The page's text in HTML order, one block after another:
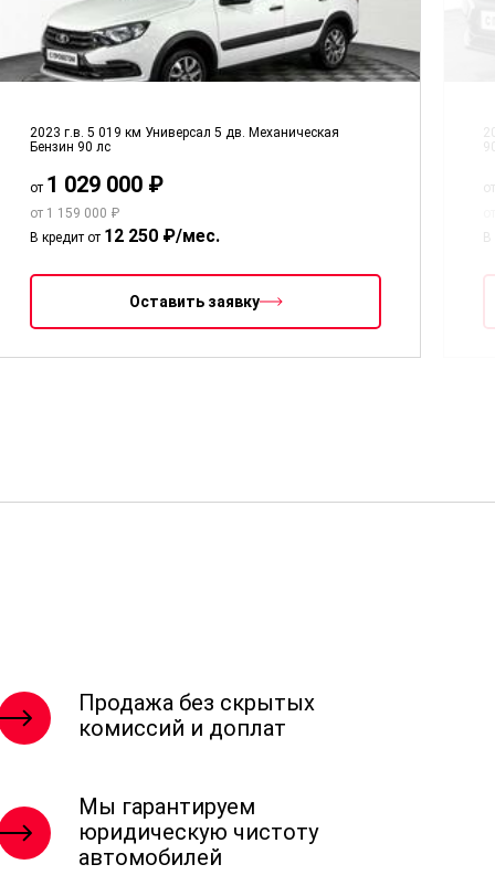
2023 г.в. 5 019 км Универсал 5 дв. Механическая
Бензин 90 лс
от 1 029 000 ₽
от 1 159 000 ₽
В кредит от 12 250 ₽/мес.
Оставить заявку
В
Продажа без скрытых
комиссий и доплат
Мы гарантируем
юридическую чистоту
автомобилей